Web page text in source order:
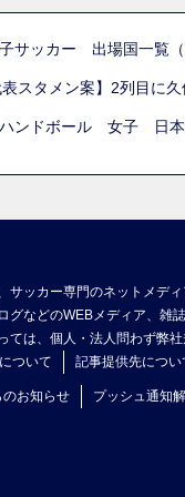
サッカー 出場国一覧（
表スタメン案】2列目に
ハンドボール 女子 日
サッカー専門のネットメ
グなどのWEBメディア、
ては、個人・法人問わず弊
ついて
記事提供先につい
お知らせ プッシュ通知